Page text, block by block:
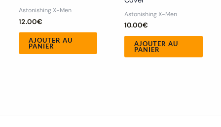
Astonishing X-Men
12.00€
AJOUTER AU
PANIER
Astonishing X-Men
10.00€
AJOUTER AU
PANIER